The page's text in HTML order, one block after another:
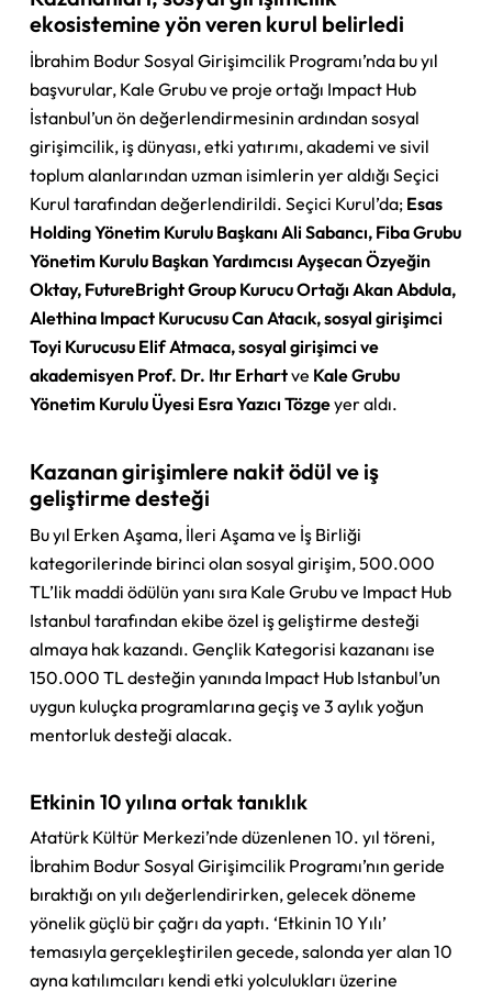
ekosistemine yön veren kurul belirledi
İbrahim Bodur Sosyal Girişimcilik Programı’nda bu yıl
başvurular, Kale Grubu ve proje ortağı Impact Hub
İstanbul’un ön değerlendirmesinin ardından sosyal
girişimcilik, iş dünyası, etki yatırımı, akademi ve sivil
toplum alanlarından uzman isimlerin yer aldığı Seçici
Kurul tarafından değerlendirildi. Seçici Kurul’da; Esas
Holding Yönetim Kurulu Başkanı Ali Sabancı, Fiba Grubu
Yönetim Kurulu Başkan Yardımcısı Ayşecan Özyeğin
Oktay, FutureBright Group Kurucu Ortağı Akan Abdula,
Alethina Impact Kurucusu Can Atacık, sosyal girişimci
Toyi Kurucusu Elif Atmaca, sosyal girişimci ve
akademisyen Prof. Dr. Itır Erhartve Kale Grubu
Yönetim Kurulu Üyesi Esra Yazıcı Tözgeyer aldı.
Kazanan girişimlere nakit ödül ve iş
geliştirme desteği
Bu yıl Erken Aşama, İleri Aşama ve İş Birliği
kategorilerinde birinci olan sosyal girişim, 500.000
TL’lik maddi ödülün yanı sıra Kale Grubu ve Impact Hub
Istanbul tarafından ekibe özel iş geliştirme desteği
almaya hak kazandı. Gençlik Kategorisi kazananı ise
150.000 TL desteğin yanında Impact Hub Istanbul’un
uygun kuluçka programlarına geçiş ve 3 aylık yoğun
mentorluk desteği alacak.
Etkinin 10 yılına ortak tanıklık
Atatürk Kültür Merkezi’nde düzenlenen 10. yıl töreni,
İbrahim Bodur Sosyal Girişimcilik Programı’nın geride
bıraktığı on yılı değerlendirirken, gelecek döneme
yönelik güçlü bir çağrı da yaptı. ‘Etkinin 10 Yılı’
temasıyla gerçekleştirilen gecede, salonda yer alan 10
ayna katılımcıları kendi etki yolculukları üzerine